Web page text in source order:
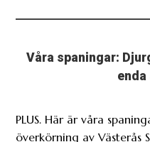
Våra spaningar:
PLUS. Här är våra
överkörning av Västerås